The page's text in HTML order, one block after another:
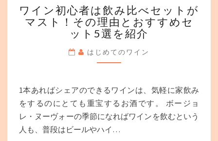
イ
ン
初
心
者
は
比
べ
セ
ッ
ワイン初心者は飲み比べセットが
マスト！その理由とおすすめセ
ット5選を紹介
はじめてのワイン
1本あればシェアのできるワインは、気軽に家飲み
をするのにとても重宝するお酒です。 ボージョ
レ・ヌーヴォーの季節になればワインを飲むという
人も、普段はビールやハイ…